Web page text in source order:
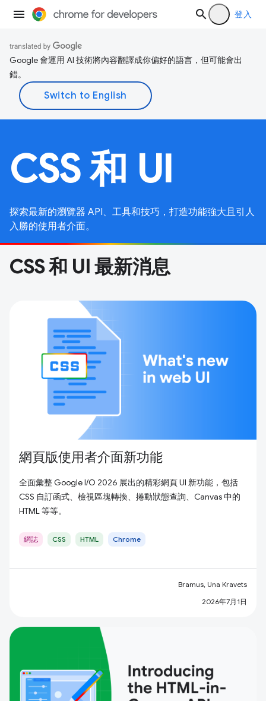
登入
Google 會運用 AI 技術將內容翻譯成你偏好的語言，但可能會出
錯。
CSS 和 UI
探索最新的瀏覽器 API、工具和技巧，打造功能強大且引人
入勝的使用者介面。
CSS 和 UI 最新消息
網頁版使用者介面新功能
全面彙整 Google I/O 2026 展出的精彩網頁 UI 新功能，包括
CSS 自訂函式、檢視區塊轉換、捲動狀態查詢、Canvas 中的
HTML 等等。
網誌 CSS HTML Chrome
Bramus, Una Kravets
2026年7月1日